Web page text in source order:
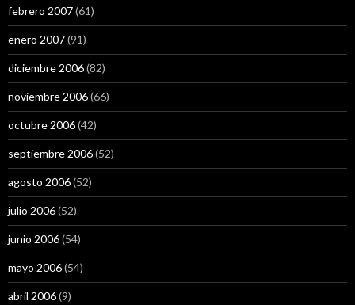
febrero 2007(61)
enero 2007(91)
diciembre 2006(82)
noviembre 2006(66)
octubre 2006(42)
septiembre 2006(52)
agosto 2006(52)
julio 2006(52)
junio 2006(54)
mayo 2006(54)
abril 2006(9)